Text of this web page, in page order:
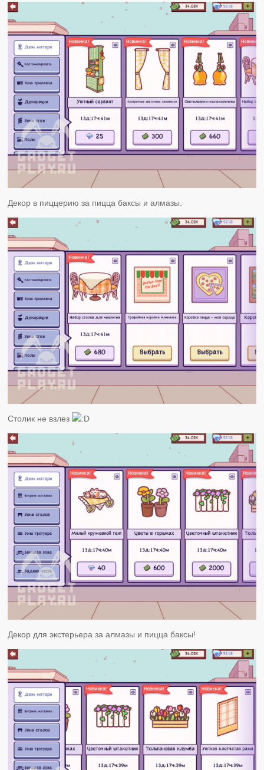
Декор в пиццерию за пицца баксы и алмазы.
Столик не взлез
Декор для экстерьера за алмазы и пицца баксы!